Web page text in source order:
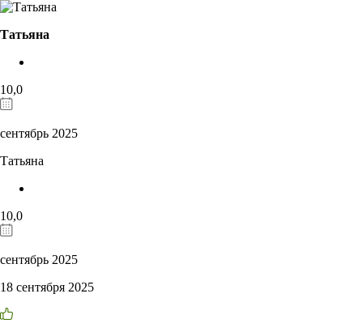
Татьяна
10,0
сентябрь 2025
Татьяна
10,0
сентябрь 2025
18 сентября 2025